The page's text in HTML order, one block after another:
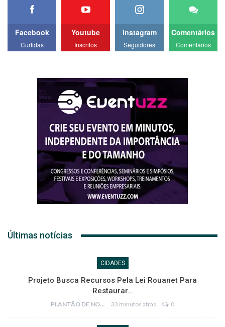
Facebook
Curtidas
Youtube
Inscritos
Instagram
Seguidores
Comentários
Comentários
Últimas notícias
CIDADES
Projeto Busca Recursos Pela Lei Rouanet Para
Restaurar…
PLANTÃO DE NOTÍCIAS 33 minutos atrás 0